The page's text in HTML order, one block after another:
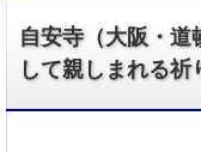
自安寺（大阪・道
して親しまれる祈